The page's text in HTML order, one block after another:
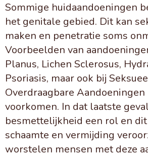
Sommige huidaandoeningen
het genitale gebied. Dit kan
maken en penetratie soms
Voorbeelden van
Planus, Lichen Sclerosus,
Psoriasis, maar ook bij
Overdraagbare
voorkomen. In dat laatste
besmettelijkheid een rol en
schaamte en vermijding
worstelen mensen met deze